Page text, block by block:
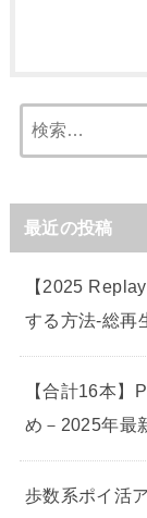
最近の投稿
【2025
する方法-総再
【合計16本】
め－2025年最
歩数系ポイ活